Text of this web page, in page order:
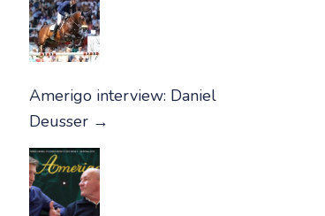
Amerigo interview: Daniel
Deusser →